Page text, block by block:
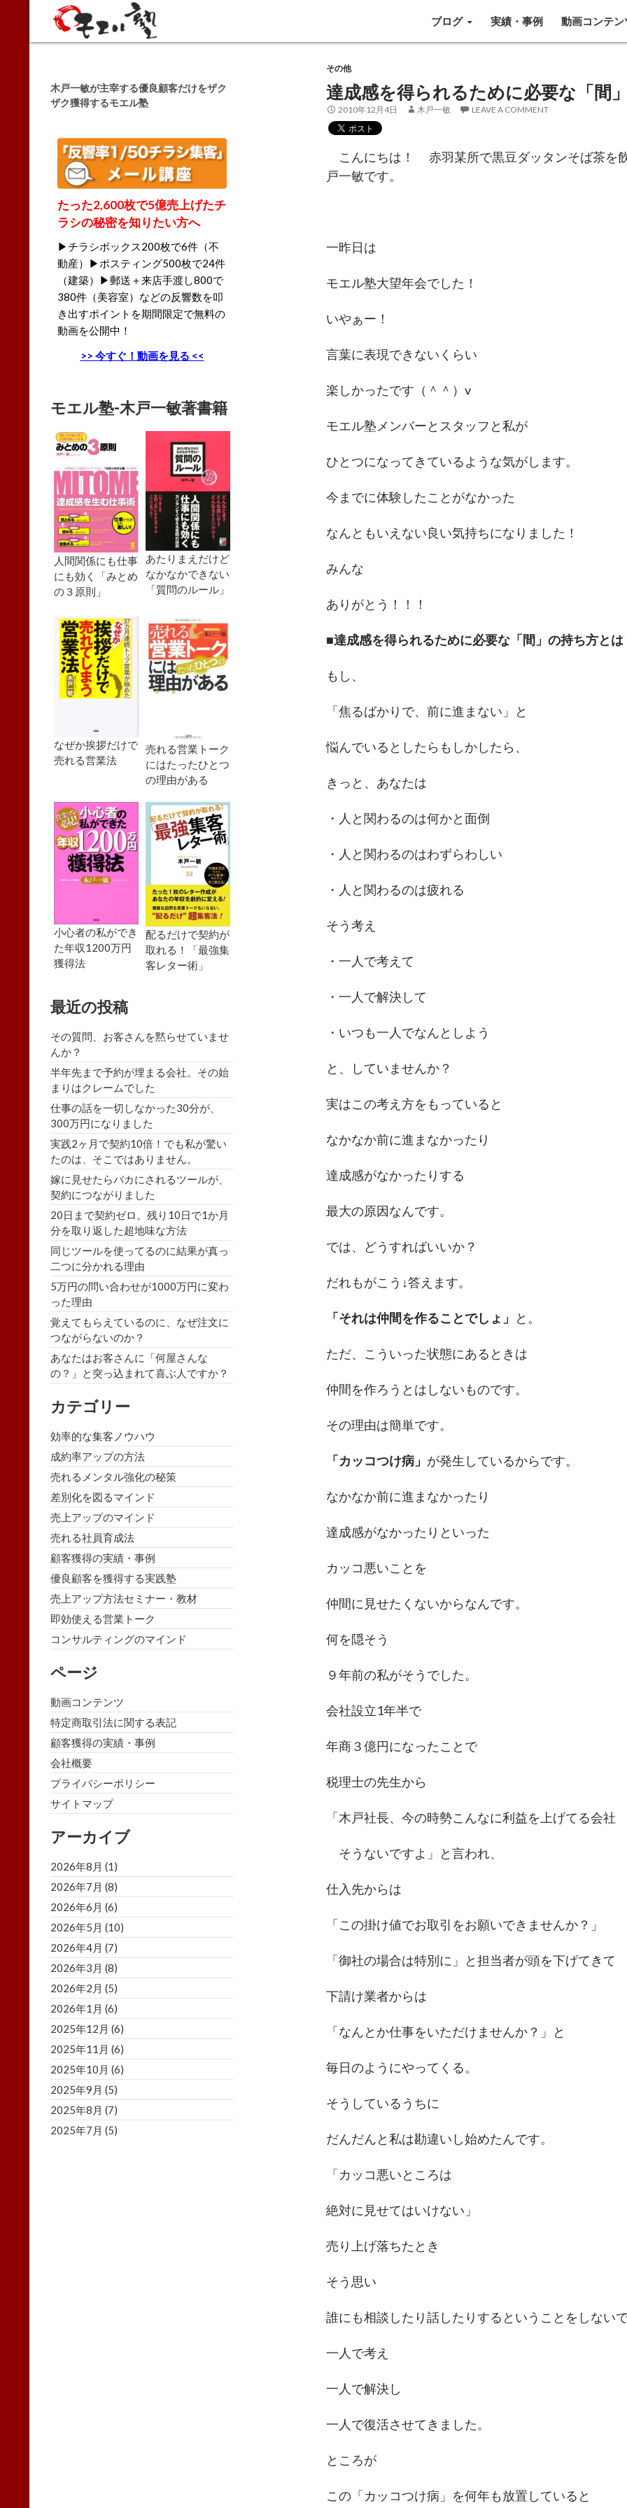
Search
ブログ
実績・事例 動画コンテン
その他
達成感を得られるために必要な「間
2010年12月4日 木戸一敏 LEAVE A COMMENT
こんにちは！ 赤羽某所で黒豆ダッタンそば茶を
戸一敏です。
一昨日は
モエル塾大望年会でした！
いやぁー！
言葉に表現できないくらい
楽しかったです（＾＾）v
モエル塾メンバーとスタッフと私が
ひとつになってきているような気がします。
今までに体験したことがなかった
なんともいえない良い気持ちになりました！
みんな
ありがとう！！！
■達成感を得られるために必要な「間」の持ち方とは
もし、
「焦るばかりで、前に進まない」と
悩んでいるとしたらもしかしたら、
きっと、あなたは
・人と関わるのは何かと面倒
・人と関わるのはわずらわしい
・人と関わるのは疲れる
そう考え
・一人で考えて
・一人で解決して
・いつも一人でなんとしよう
と、していませんか？
実はこの考え方をもっていると
なかなか前に進まなかったり
達成感がなかったりする
最大の原因なんです。
では、どうすればいいか？
だれもがこう↓答えます。
「それは仲間を作ることでしょ」 と。
ただ、こういった状態にあるときは
仲間を作ろうとはしないものです。
その理由は簡単です。
「カッコつけ病」 が発生しているからです。
なかなか前に進まなかったり
達成感がなかったりといった
カッコ悪いことを
仲間に見せたくないからなんです。
何を隠そう
９年前の私がそうでした。
会社設立1年半で
年商３億円になったことで
税理士の先生から
「木戸社長、今の時勢こんなに利益を上げてる会社
そうないですよ」と言われ、
仕入先からは
「この掛け値でお取引をお願いできませんか？」
「御社の場合は特別に」と担当者が頭を下げてきて
下請け業者からは
「なんとか仕事をいただけませんか？」と
毎日のようにやってくる。
そうしているうちに
だんだんと私は勘違いし始めたんです。
「カッコ悪いところは
絶対に見せてはいけない」
売り上げ落ちたとき
そう思い
誰にも相談したり話したりするということをしない
一人で考え
一人で解決し
一人で復活させてきました。
ところが
この「カッコつけ病」を何年も放置していると
木戸一敏が主宰する優良顧客だけをザク
ザク獲得するモエル塾
たった2,600枚で5億売上げたチ
ラシの秘密を知りたい方へ
▶チラシボックス200枚で6件（不
動産）▶ポスティング500枚で24件
（建築）▶郵送＋来店手渡し800で
380件（美容室）などの反響数を叩
き出すポイントを期間限定で無料の
動画を公開中！
>> 今すぐ！動画を見る <<
モエル塾-木戸一敏著書籍
人間関係にも仕事
にも効く「みとめ
の３原則」
あたりまえだけど
なかなかできない
「質問のルール」
なぜか挨拶だけで
売れる営業法
売れる営業トーク
にはたったひとつ
の理由がある
小心者の私ができ
た年収1200万円
獲得法
配るだけで契約が
取れる！「最強集
客レター術」
最近の投稿
その質問、お客さんを黙らせていませ
んか？
半年先まで予約が埋まる会社。その始
まりはクレームでした
仕事の話を一切しなかった30分が、
300万円になりました
実践2ヶ月で契約10倍！でも私が驚い
たのは、そこではありません。
嫁に見せたらバカにされるツールが、
契約につながりました
20日まで契約ゼロ。残り10日で1か月
分を取り返した超地味な方法
同じツールを使ってるのに結果が真っ
二つに分かれる理由
5万円の問い合わせが1000万円に変わ
った理由
覚えてもらえているのに、なぜ注文に
つながらないのか？
あなたはお客さんに「何屋さんな
の？」と突っ込まれて喜ぶ人ですか？
カテゴリー
効率的な集客ノウハウ
成約率アップの方法
売れるメンタル強化の秘策
差別化を図るマインド
売上アップのマインド
売れる社員育成法
顧客獲得の実績・事例
優良顧客を獲得する実践塾
売上アップ方法セミナー・教材
即効使える営業トーク
コンサルティングのマインド
ページ
動画コンテンツ
特定商取引法に関する表記
顧客獲得の実績・事例
会社概要
プライバシーポリシー
サイトマップ
アーカイブ
2026年8月 (1)
2026年7月 (8)
2026年6月 (6)
2026年5月 (10)
2026年4月 (7)
2026年3月 (8)
2026年2月 (5)
2026年1月 (6)
2025年12月 (6)
2025年11月 (6)
2025年10月 (6)
2025年9月 (5)
2025年8月 (7)
2025年7月 (5)